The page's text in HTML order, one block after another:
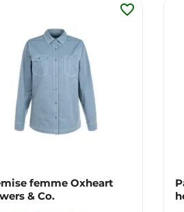
femme Oxheart
& Co.
favorite_border